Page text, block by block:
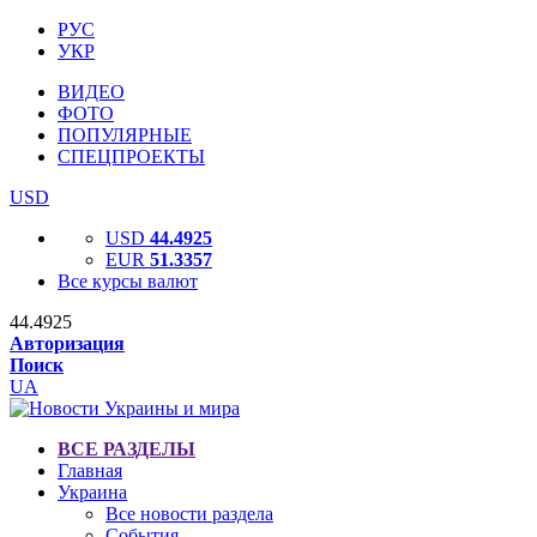
РУС
УКР
ВИДЕО
ФОТО
ПОПУЛЯРНЫЕ
СПЕЦПРОЕКТЫ
USD
USD 44.4925
EUR 51.3357
Все курсы валют
44.4925
Авторизация
Поиск
UA
ВСЕ РАЗДЕЛЫ
Главная
Украина
Все новости раздела